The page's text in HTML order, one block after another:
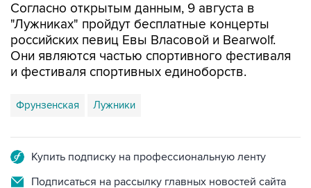
Согласно открытым данным, 9 августа в
"Лужниках" пройдут бесплатные концерты
российских певиц Евы Власовой и Bearwolf.
Они являются частью спортивного фестиваля
и фестиваля спортивных единоборств.
Фрунзенская Лужники
Купить подписку на профессиональную ленту
Подписаться на рассылку главных новостей сайта